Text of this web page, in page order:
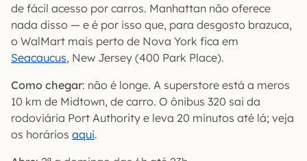
de fácil acesso por carros. Manhattan não oferece
nada disso — e é por isso que, para desgosto brazuca,
o WalMart mais perto de Nova York fica em
Seacaucus, New Jersey (400 Park Place).
Como chegar: não é longe. A superstore está a meros
10 km de Midtown, de carro. O ônibus 320 sai da
rodoviária Port Authority e leva 20 minutos até lá; veja
os horários aqui.